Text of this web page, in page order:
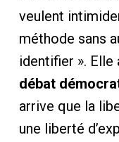
veulent
méthode sans
identifier ».
débat
arrive que la
une liberté